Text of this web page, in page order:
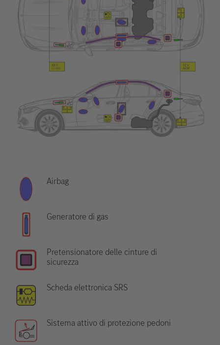
Airbag
Generatore di gas
Pretensionatore delle cinture di
sicurezza
Scheda elettronica SRS
Sistema attivo di protezione pedoni